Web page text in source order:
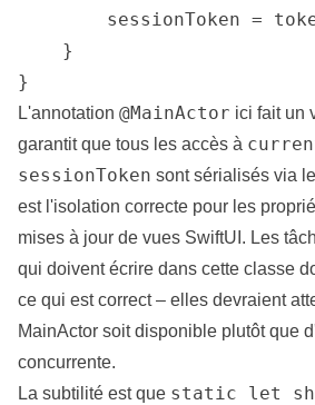
sessionToken =
    }
}
L'annotation @MainActor ici fait un
garantit que tous les accès à
sessionToken sont sérialisés via
est l'isolation correcte pour les
mises à jour de vues SwiftUI. Les
qui doivent écrire dans cette classe
ce qui est correct – elles devraient
MainActor soit disponible plutôt que
concurrente.
La subtilité est que static let